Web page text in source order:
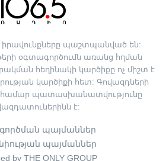
իրավունքները պաշտպանված են:
օգտագործումն առանց հղման
հեղինակի կարծիքը ոչ միշտ է
կարծիքի հետ: Գովազդների
համար պատասխանատվությունը
է:
պայմաններ
պայմաններ
by THE ONLY GROUP